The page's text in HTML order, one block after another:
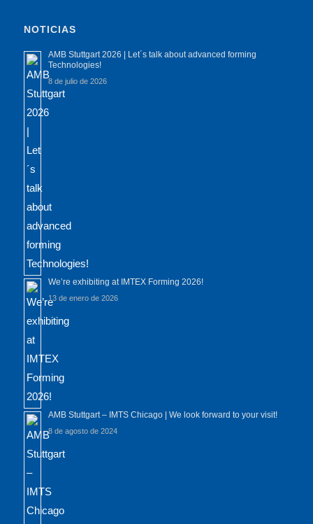
NOTICIAS
AMB Stuttgart 2026 | Let´s talk about advanced forming
Technologies!
8 de julio de 2026
We’re exhibiting at IMTEX Forming 2026!
13 de enero de 2026
AMB Stuttgart – IMTS Chicago | We look forward to your visit!
8 de agosto de 2024